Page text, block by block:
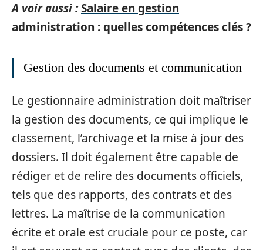
A voir aussi :Salaire en gestion
administration : quelles compétences clés ?
Gestion des documents et communication
Le gestionnaire administration doit maîtriser
la gestion des documents, ce qui implique le
classement, l’archivage et la mise à jour des
dossiers. Il doit également être capable de
rédiger et de relire des documents officiels,
tels que des rapports, des contrats et des
lettres. La maîtrise de la communication
écrite et orale est cruciale pour ce poste, car